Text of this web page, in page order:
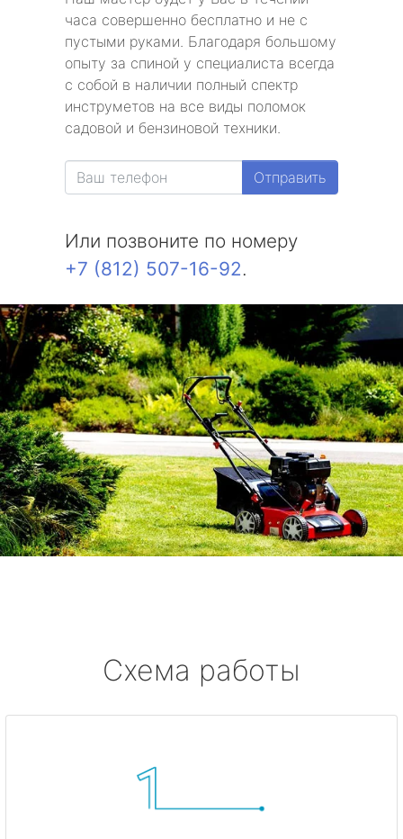
часа совершенно бесплатно и не с
пустыми руками. Благодаря большому
опыту за спиной у специалиста всегда
с собой в наличии полный спектр
инструметов на все виды поломок
садовой и бензиновой техники.
Отправить
Или позвоните по номеру
+7 (812) 507-16-92.
Схема работы